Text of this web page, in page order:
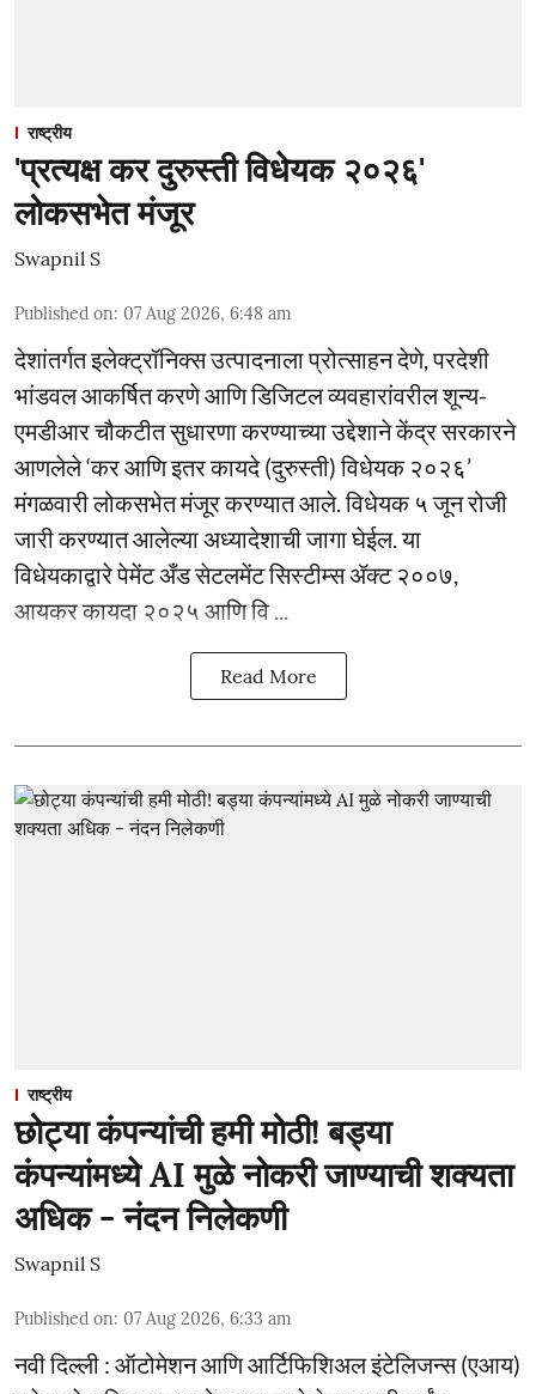
राष्ट्रीय
'प्रत्यक्ष कर दुरुस्ती विधेयक २०२६'
लोकसभेत मंजूर
Swapnil S
Published on: 07 Aug 2026, 6:48 am
देशांतर्गत इलेक्ट्रॉनिक्स उत्पादनाला प्रोत्साहन देणे, परदेशी
भांडवल आकर्षित करणे आणि डिजिटल व्यवहारांवरील शून्य-
एमडीआर चौकटीत सुधारणा करण्याच्या उद्देशाने केंद्र सरकारने
आणलेले ‘कर आणि इतर कायदे (दुरुस्ती) विधेयक २०२६’
मंगळवारी लोकसभेत मंजूर करण्यात आले. विधेयक ५ जून रोजी
जारी करण्यात आलेल्या अध्यादेशाची जागा घेईल. या
विधेयकाद्वारे पेमेंट अँड सेटलमेंट सिस्टीम्स ॲक्ट २००७,
आयकर कायदा २०२५ आणि वि ...
Read More
राष्ट्रीय
छोट्या कंपन्यांची हमी मोठी! बड्या
कंपन्यांमध्ये AI मुळे नोकरी जाण्याची शक्यता
अधिक - नंदन निलेकणी
Swapnil S
Published on: 07 Aug 2026, 6:33 am
नवी दिल्ली : ऑटोमेशन आणि आर्टिफिशिअल इंटेलिजन्स (एआय)